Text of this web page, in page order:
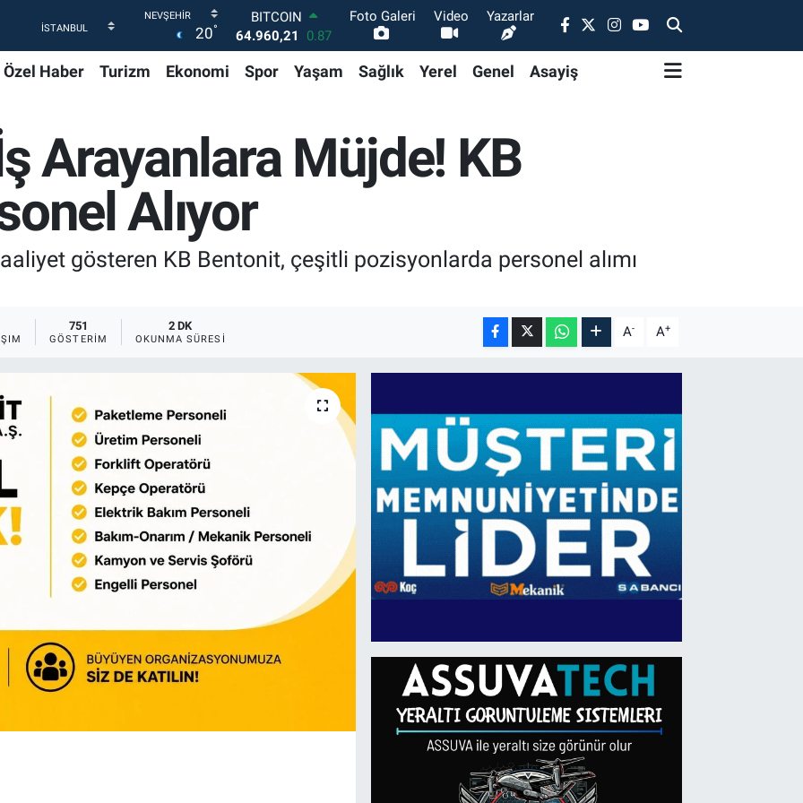
20°
BITCOIN
64.960,21 0.87
DOLAR
47,7436
0.18
EURO
0.38
GRAM ALTIN
6648.99
2.59
13.779
Foto Galeri Video Yazarlar
Özel Haber Turizm Ekonomi Spor Yaşam Sağlık Yerel Genel Asayiş
Arayanlara Müjde! KB
Alıyor
gösteren KB Bentonit, çeşitli pozisyonlarda personel alımı
751
GÖSTERIM
2 DK
OKUNMA SÜRESI A- A+